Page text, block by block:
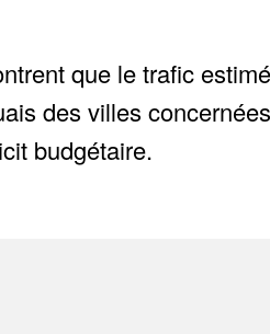
que le trafic
des villes
budgétaire.